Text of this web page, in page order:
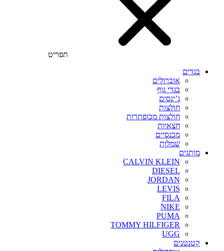
תפריט
בגדים
אוברולים
בגדי גוף
ג’ינסים
חולצות
חולצות מכופתרות
חצאיות
מכנסיים
שמלות
מותגים
CALVIN KLEIN
DIESEL
JORDAN
LEVIS
FILA
NIKE
PUMA
TOMMY HILFIGER
UGG
קטנטנים